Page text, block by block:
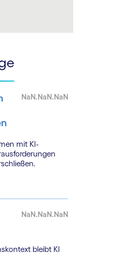
NaN.NaN.NaN
mit KI-
NaN.NaN.NaN
bleibt KI